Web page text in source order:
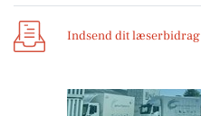
Indsend dit læserbidrag